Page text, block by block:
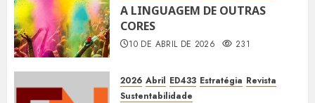
A LINGUAGEM DE OUTRAS
CORES
10 DE ABRIL DE 2026 231
2026 Abril ED433 Estratégia Revista
Sustentabilidade